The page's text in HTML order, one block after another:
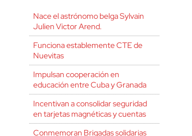
Nace el astrónomo belga Sylvain
Julien Victor Arend.
Funciona establemente CTE de
Nuevitas
Impulsan cooperación en
educación entre Cuba y Granada
Incentivan a consolidar seguridad
en tarjetas magnéticas y cuentas
Conmemoran Brigadas solidarias